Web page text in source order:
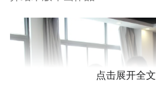
点击展开全文